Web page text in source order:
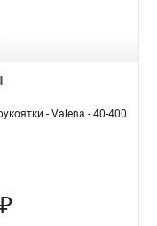
- Valena - 40-400